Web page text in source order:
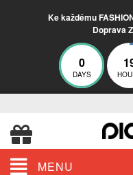
Ke každému
Doprava
0
DAYS
MENU